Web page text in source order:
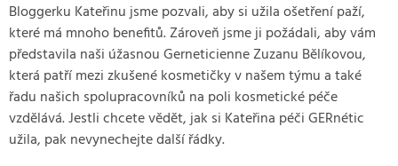
Bloggerku Kateřinu jsme pozvali, aby si užila ošetření paží,
které má mnoho benefitů. Zároveň jsme ji požádali, aby vám
představila naši úžasnou Gerneticienne Zuzanu Bělíkovou,
která patří mezi zkušené kosmetičky v našem týmu a také
řadu našich spolupracovníků na poli kosmetické péče
vzdělává. Jestli chcete vědět, jak si Kateřina péči GERnétic
užila, pak nevynechejte další řádky.